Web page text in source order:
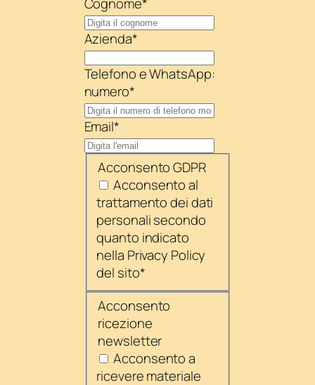
Azienda*
Telefono e WhatsApp:
numero*
Email*
Acconsento GDPR
Acconsento al
trattamento dei dati
personali secondo
quanto indicato
nella Privacy Policy
del sito*
Acconsento
ricezione
newsletter
Acconsento a
ricevere materiale